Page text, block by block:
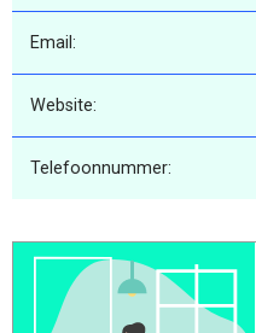
Email:
Website:
Telefoonnummer: